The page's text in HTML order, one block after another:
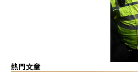
熱門文章